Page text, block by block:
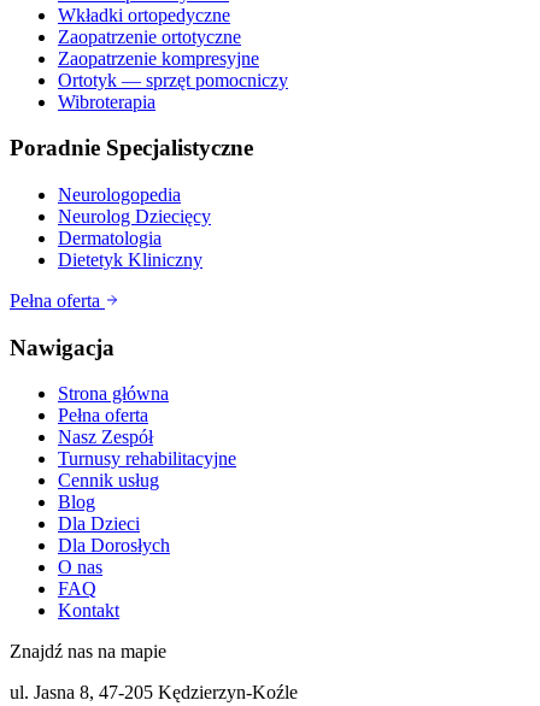
Wkładki ortopedyczne
Zaopatrzenie ortotyczne
Zaopatrzenie kompresyjne
Ortotyk — sprzęt pomocniczy
Wibroterapia
Poradnie Specjalistyczne
Neurologopedia
Neurolog Dziecięcy
Dermatologia
Dietetyk Kliniczny
Pełna oferta
Nawigacja
Strona główna
Pełna oferta
Nasz Zespół
Turnusy rehabilitacyjne
Cennik usług
Blog
Dla Dzieci
Dla Dorosłych
O nas
FAQ
Kontakt
Znajdź nas na mapie
ul. Jasna 8, 47-205 Kędzierzyn-Koźle